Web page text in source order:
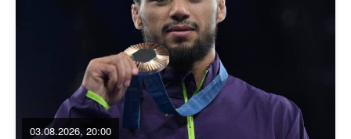
03.08.2026, 20:00